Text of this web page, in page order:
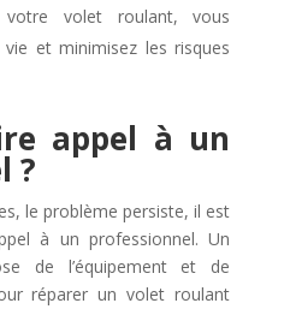
volet roulant, vous
et minimisez les risques
appel à un
?
le problème persiste, il est
à un professionnel. Un
de l’équipement et de
réparer un volet roulant